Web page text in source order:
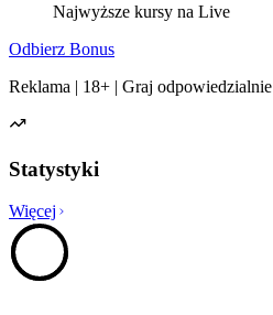
Najwyższe kursy na Live
Odbierz Bonus
Reklama | 18+ | Graj odpowiedzialnie
Statystyki
Więcej